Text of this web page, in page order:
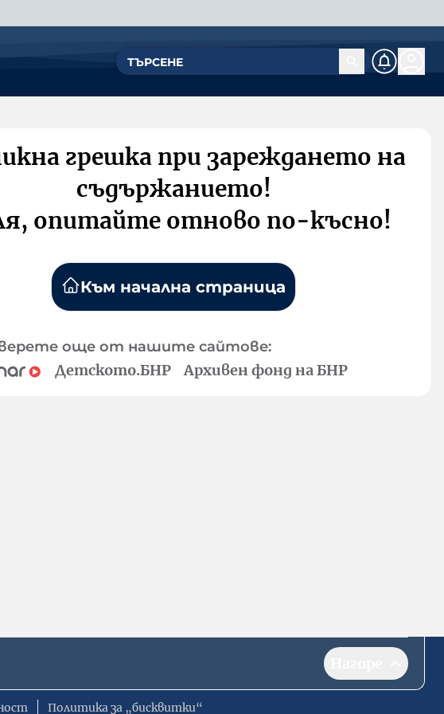
грешка при зареждането на
съдържанието!
опитайте отново по-късно!
Към начална страница
още от нашите сайтове:
Детското.БНР Архивен фонд на БНР
Политика за „бисквитки“